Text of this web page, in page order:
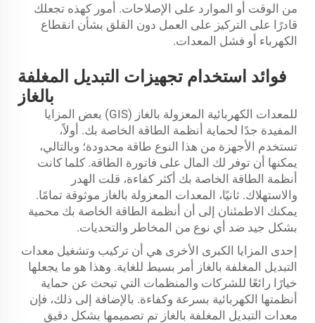
من الوقت أو الموارد على الإصلاحات. أمور كهذه تجعلك
قادرًا على التركيز على العمل دون القلق بشأن انقطاع
الكهرباء أو فشل المعدات.
فوائد استخدام تجهيزات التبديل المغلفة
بالغاز
للمعدات الكهربائية المعزولة بالغاز (GIS) بعض المزايا
المفيدة جدًا لحماية أنظمة الطاقة الخاصة بك. أولاً،
تستخدم الأجهزة من هذا النوع طاقة محدودة؛ وبالتالي،
يمكنها أن توفر لك المال على فاتورة الطاقة. كلما كانت
أنظمة الطاقة الخاصة بك أكثر كفاءة، قلت الهدر
والاستهلاك. ثانيًا، المعدات المعزولة بالغاز موثوقة تمامًا.
يمكنك الاطمئنان إلى أن أنظمة الطاقة الخاصة بك محمية
بشكل جيد ضد أي نوع من المخاطر والتحديات.
إحدى المزايا الكبرى الأخرى هي أن تركيب وتشغيل معدات
التبديل المغلفة بالغاز أمر بسيط للغاية. وهذا هو ما يجعلها
خيارًا رائعًا للشركات والمنظمات التي تبحث عن حماية
أنظمتها الكهربائية بسرعة وكفاءة. بالإضافة إلى ذلك، فإن
معدات التبديل المغلفة بالغاز تم تصميمها بشكل دقيق